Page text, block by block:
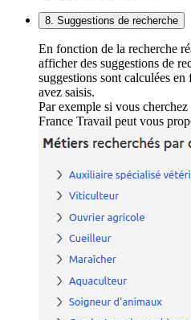
8. Suggestions de recherche
En fonction de la recherche
afficher des suggestions de
suggestions sont calculées
avez saisis.
Par exemple si vous
France Travail peut vous